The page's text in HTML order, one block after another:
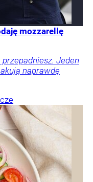
mozzarellę
Jeden
naprawdę